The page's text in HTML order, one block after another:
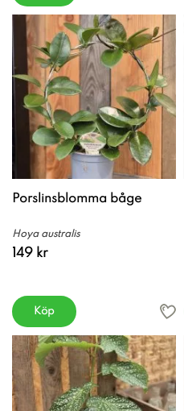
Porslinsblomma båge
Hoya australis
149 kr
Köp